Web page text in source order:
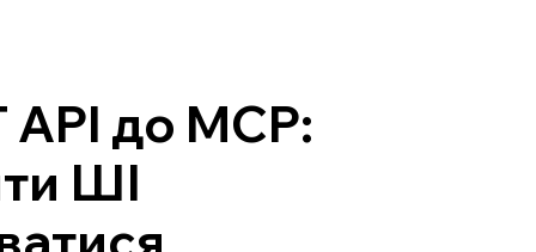
API до MCP:
ШІ